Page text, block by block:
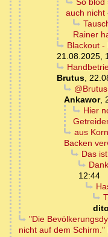
So blöd
auch nicht
Rainer
Blackout -
21.08.2025,
Brutus,
Ankawor,
Hier
aus
Backen
Das
12:44
dito
"Die
nicht auf dem